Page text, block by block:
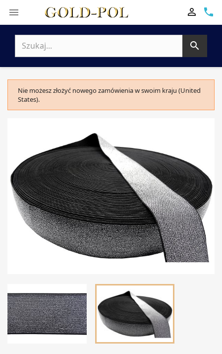
 phone


Nie możesz złożyć nowego zamówienia w swoim kraju (United
States).